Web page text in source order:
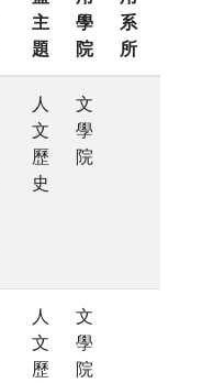
主
題
學
院
系
所
人
文
歷
史
文
學
院
人
文
歷
文
學
院